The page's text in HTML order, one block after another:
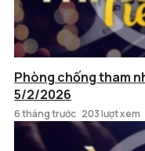
Phòng chống tham
5/2/2026
6 tháng trước 203 lượt xem